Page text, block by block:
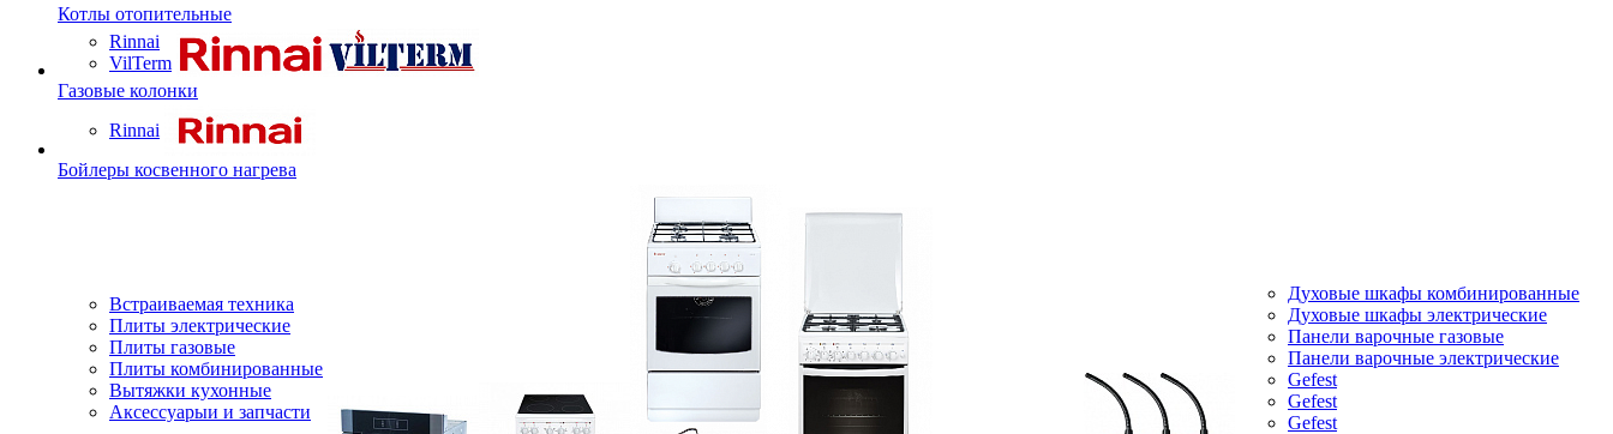
Котлы отопительные
Rinnai
VilTerm
Газовые колонки
Rinnai
Бойлеры косвенного нагрева
Встраиваемая техника
Плиты электрические
Плиты газовые
Плиты комбинированные
Вытяжки кухонные
Аксессуарыи и запчасти
Духовые шкафы комбинированные
Духовые шкафы электрические
Панели варочные газовые
Панели варочные электрические
Gefest
Gefest
Gefest